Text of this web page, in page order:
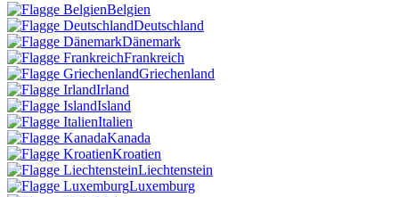
Belgien
Deutschland
Dänemark
Frankreich
Griechenland
Irland
Island
Italien
Kanada
Kroatien
Liechtenstein
Luxemburg